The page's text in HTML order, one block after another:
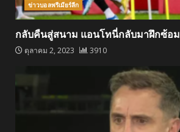
ข่าวบอลพรีเมียร์ลีก
กลับคืนสู่สนาม แอนโทนี่กลับมาฝึกซ้อม
ตุลาคม 2, 2023 3910